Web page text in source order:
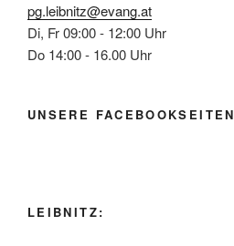
pg.leibnitz@evang.at
Di, Fr 09:00 - 12:00 Uhr
Do 14:00 - 16.00 Uhr
UNSERE FACEBOOKSEITEN
LEIBNITZ: